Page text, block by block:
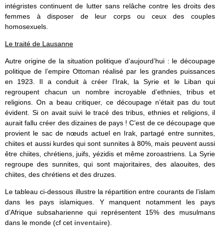
intégristes continuent de lutter sans relâche contre les droits des
femmes à disposer de leur corps ou ceux des couples
homosexuels.
Le traité de Lausanne
Autre origine de la situation politique d’aujourd’hui : le découpage
politique de l’empire Ottoman réalisé par les grandes puissances
en 1923. Il a conduit à créer l’Irak, la Syrie et le Liban qui
regroupent chacun un nombre incroyable d’ethnies, tribus et
religions. On a beau critiquer, ce découpage n’était pas du tout
évident. Si on avait suivi le tracé des tribus, ethnies et religions, il
aurait fallu créer des dizaines de pays ! C’est de ce découpage que
provient le sac de nœuds actuel en Irak, partagé entre sunnites,
chiites et aussi kurdes qui sont sunnites à 80%, mais peuvent aussi
être chiites, chrétiens, juifs, yézidis et même zoroastriens. La Syrie
regroupe des sunnites, qui sont majoritaires, des alaouites, des
chiites, des chrétiens et des druzes.
Le tableau ci-dessous illustre la répartition entre courants de l’islam
dans les pays islamiques. Y manquent notamment les pays
d’Afrique subsaharienne qui représentent 15% des musulmans
dans le monde (cf cet inventaire).